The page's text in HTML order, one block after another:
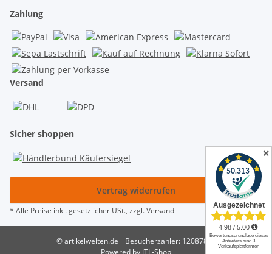
Zahlung
Versand
Sicher shoppen
Vertrag widerrufen
* Alle Preise inkl. gesetzlicher USt., zzgl.Versand
© artikelwelten.de
Besucherzähler: 12087875
✕